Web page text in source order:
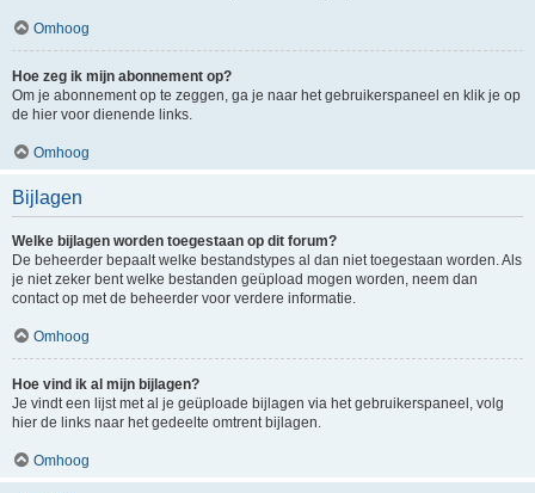
Omhoog
Hoe zeg ik mijn abonnement op?
Om je abonnement op te zeggen, ga je naar het gebruikerspaneel en klik je op
de hier voor dienende links.
Omhoog
Bijlagen
Welke bijlagen worden toegestaan op dit forum?
De beheerder bepaalt welke bestandstypes al dan niet toegestaan worden. Als
je niet zeker bent welke bestanden geüpload mogen worden, neem dan
contact op met de beheerder voor verdere informatie.
Omhoog
Hoe vind ik al mijn bijlagen?
Je vindt een lijst met al je geüploade bijlagen via het gebruikerspaneel, volg
hier de links naar het gedeelte omtrent bijlagen.
Omhoog